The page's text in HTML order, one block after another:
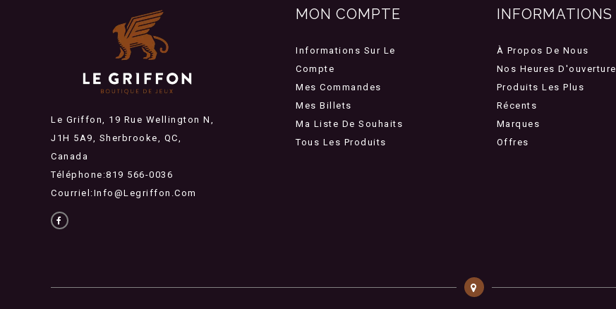
Le Griffon, 19 Rue Wellington N,
J1H 5A9, Sherbrooke, QC,
Canada
Téléphone:819 566-0036
Courriel:Info@legriffon.com
MON COMPTE
Informations Sur Le
Compte
Mes Commandes
Mes Billets
Ma Liste De Souhaits
Tous Les Produits
INFORMATIONS
À Propos De Nous
Nos Heures D'ouverture
Produits Les Plus
Récents
Marques
Offres